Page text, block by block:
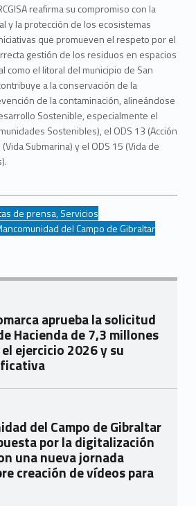
reafirma su compromiso con la
y la protección de los ecosistemas
que promueven el respeto por el
gestión de los residuos en espacios
como el litoral del municipio de San
a la conservación de la
de la contaminación, alineándose
Sostenible, especialmente el
Sostenibles), el ODS 13 (Acción
Submarina) y el ODS 15 (Vida de
de prensa,Servicios
by: del Campo de Gibraltar
aprueba la solicitud
Hacienda de 7,3 millones
ejercicio 2026 y su
del Campo de Gibraltar
por la digitalización
una nueva jornada
creación de vídeos para